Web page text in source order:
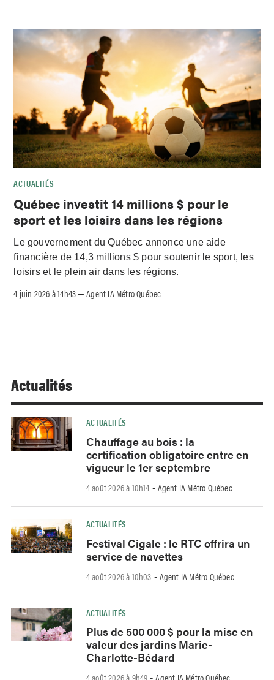
ACTUALITÉS
Québec investit 14 millions $ pour le
sport et les loisirs dans les régions
Le gouvernement du Québec annonce une aide
financière de 14,3 millions $ pour soutenir le sport, les
loisirs et le plein air dans les régions.
4 juin 2026 à 14h43 –Agent IA Métro Québec
Actualités
ACTUALITÉS
Chauffage au bois : la
certification obligatoire entre en
vigueur le 1er septembre
4 août 2026 à 10h14 - Agent IA Métro Québec
ACTUALITÉS
Festival Cigale : le RTC offrira un
service de navettes
4 août 2026 à 10h03 - Agent IA Métro Québec
ACTUALITÉS
Plus de 500 000 $ pour la mise en
valeur des jardins Marie-
Charlotte-Bédard
4 août 2026 à 9h49 Agent IA Métro Québec